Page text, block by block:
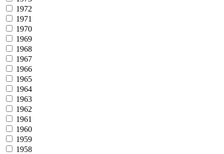
1972
1971
1970
1969
1968
1967
1966
1965
1964
1963
1962
1961
1960
1959
1958